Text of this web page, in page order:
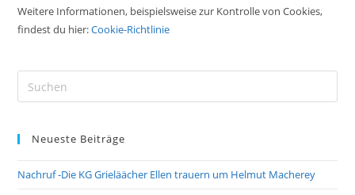
Weitere Informationen, beispielsweise zur Kontrolle von Cookies,
findest du hier:Cookie-Richtlinie
Neueste Beiträge
Nachruf -Die KG Grieläächer Ellen trauern um Helmut Macherey